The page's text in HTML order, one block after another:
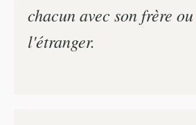
chacun avec son frère
l'étranger.